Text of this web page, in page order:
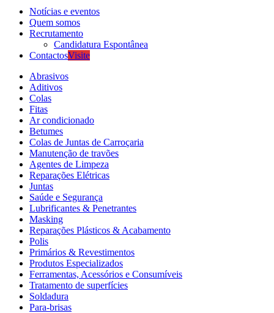
Notícias e eventos
Quem somos
Recrutamento
Candidatura Espontânea
ContactosVisite
Abrasivos
Aditivos
Colas
Fitas
Ar condicionado
Betumes
Colas de Juntas de Carroçaria
Manutenção de travões
Agentes de Limpeza
Reparações Elétricas
Juntas
Saúde e Segurança
Lubrificantes & Penetrantes
Masking
Reparações Plásticos & Acabamento
Polis
Primários & Revestimentos
Produtos Especializados
Ferramentas, Acessórios e Consumíveis
Tratamento de superfícies
Soldadura
Para-brisas